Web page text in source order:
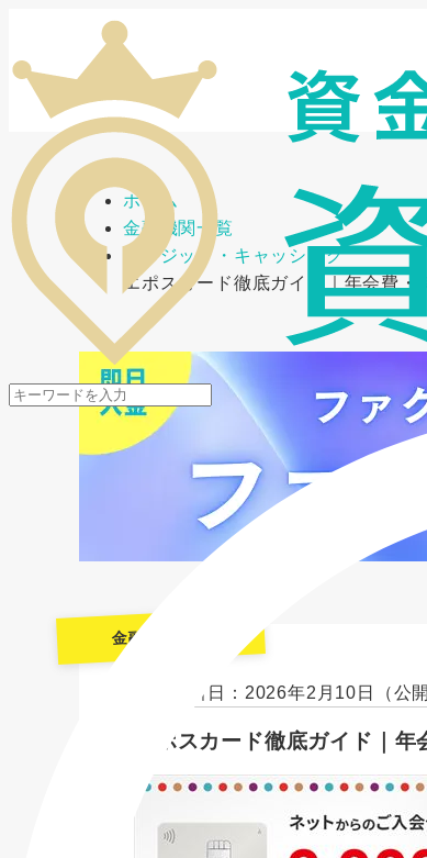
メニューを開閉
ホーム
金融機関一覧
クレジット・キャッシング
エポスカード徹底ガイド｜年会費
金融機関一覧
最終更新日：2026年2月10日 （公
エポスカード徹底ガイド｜